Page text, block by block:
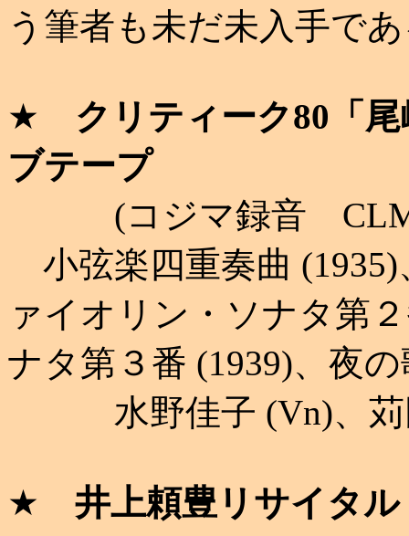
う筆者も未だ未入手で
★ クリティーク80「
ブテープ
(コジマ録音 CLM-
小弦楽四重奏曲 (1935)
ァイオリン・ソナタ第
ナタ第３番 (1939)、夜
水野佳子 (Vn)、苅田
★ 井上頼豊リサイタ